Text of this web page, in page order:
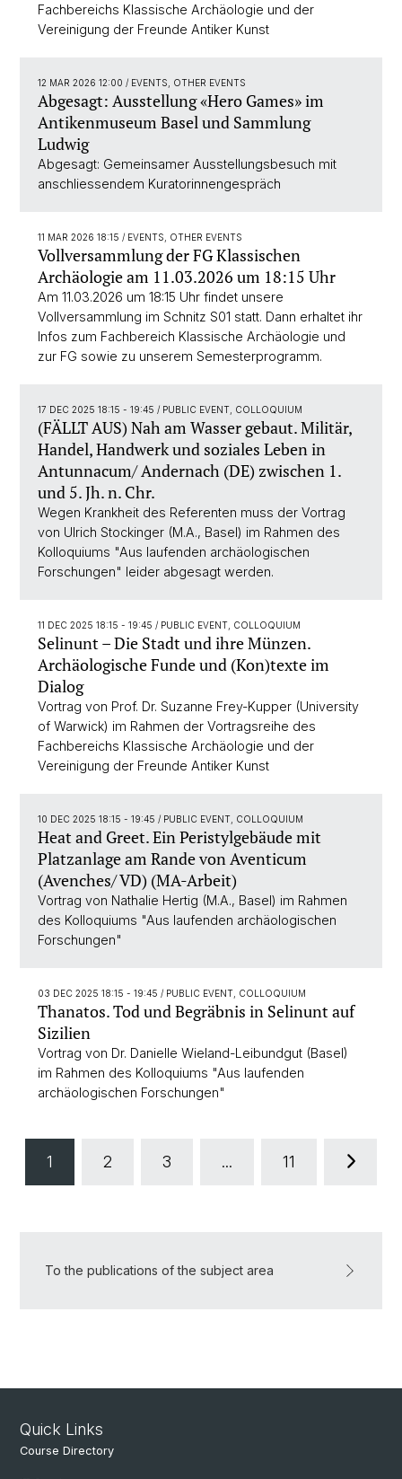
Fachbereichs Klassische Archäologie und der
Vereinigung der Freunde Antiker Kunst
12 MAR 2026 12:00 / EVENTS, OTHER EVENTS
Abgesagt: Ausstellung «Hero Games» im
Antikenmuseum Basel und Sammlung
Ludwig
Abgesagt: Gemeinsamer Ausstellungsbesuch mit
anschliessendem Kuratorinnengespräch
11 MAR 2026 18:15 / EVENTS, OTHER EVENTS
Vollversammlung der FG Klassischen
Archäologie am 11.03.2026 um 18:15 Uhr
Am 11.03.2026 um 18:15 Uhr findet unsere
Vollversammlung im Schnitz S01 statt. Dann erhaltet ihr
Infos zum Fachbereich Klassische Archäologie und
zur FG sowie zu unserem Semesterprogramm.
17 DEC 2025 18:15 - 19:45 / PUBLIC EVENT, COLLOQUIUM
(FÄLLT AUS) Nah am Wasser gebaut. Militär,
Handel, Handwerk und soziales Leben in
Antunnacum/ Andernach (DE) zwischen 1.
und 5. Jh. n. Chr.
Wegen Krankheit des Referenten muss der Vortrag
von Ulrich Stockinger (M.A., Basel) im Rahmen des
Kolloquiums "Aus laufenden archäologischen
Forschungen" leider abgesagt werden.
11 DEC 2025 18:15 - 19:45 / PUBLIC EVENT, COLLOQUIUM
Selinunt – Die Stadt und ihre Münzen.
Archäologische Funde und (Kon)texte im
Dialog
Vortrag von Prof. Dr. Suzanne Frey-Kupper (University
of Warwick) im Rahmen der Vortragsreihe des
Fachbereichs Klassische Archäologie und der
Vereinigung der Freunde Antiker Kunst
10 DEC 2025 18:15 - 19:45 / PUBLIC EVENT, COLLOQUIUM
Heat and Greet. Ein Peristylgebäude mit
Platzanlage am Rande von Aventicum
(Avenches/ VD) (MA-Arbeit)
Vortrag von Nathalie Hertig (M.A., Basel) im Rahmen
des Kolloquiums "Aus laufenden archäologischen
Forschungen"
03 DEC 2025 18:15 - 19:45 / PUBLIC EVENT, COLLOQUIUM
Thanatos. Tod und Begräbnis in Selinunt auf
Sizilien
Vortrag von Dr. Danielle Wieland-Leibundgut (Basel)
im Rahmen des Kolloquiums "Aus laufenden
archäologischen Forschungen"
1 2 3 ... 11
To the publications of the subject area
Quick Links
Course Directory